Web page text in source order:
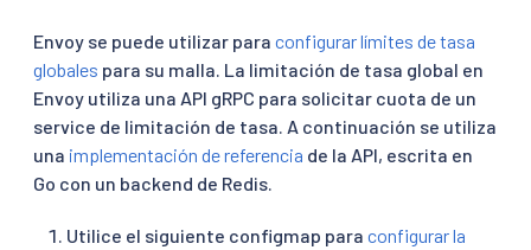
Envoy se puede utilizar para configurar límites de tasa
globales para su malla. La limitación de tasa global en
Envoy utiliza una API gRPC para solicitar cuota de un
service de limitación de tasa. A continuación se utiliza
una implementación de referencia de la API, escrita en
Go con un backend de Redis.
Utilice el siguiente configmap para configurar la